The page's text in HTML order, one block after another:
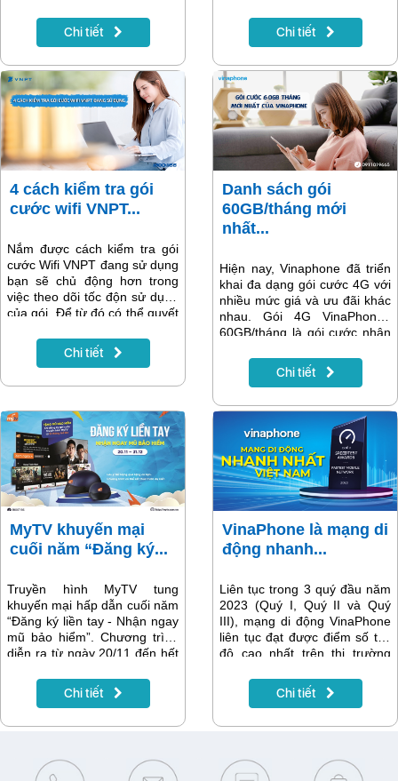
cơ quan hay các cơ sở kinh
doanh của mình. Vậy khi lắp
những điều gì và cách để
đăng ký lắp đặt dành cho
những khách hàng quan tâm
hoặc có nhu cầu dùng mạng
Wifi của VNPT? Bài viết dưới
đây sẽ cung cấp thêm thông
tin cho bạn nhé!
Chi tiết
ộ gia đình nhằm giúp người
dùng tối ưu chi phí khi sử
Chi tiết
4 cách kiểm tra gói
cước wifi VNPT...
Nắm được cách kiểm tra gói
cước Wifi VNPT đang sử dụng
bạn sẽ chủ động hơn trong
việc theo dõi tốc độn sử dụng
của gói. Để từ đó có thể quyết
dụng theo nhu cầu hay không.
VNPT là nhà mạng lớn đang
Về chất lượng dịch vụ, gói
Internet, hô trợ khách hàng
VNPT luôn dẫn hàng đầu.
Chi tiết
Danh sách gói
60GB/tháng mới
nhất...
Hiện nay, Vinaphone đã triển
khai đa dạng gói cước 4G với
nhiều mức giá và ưu đãi khác
nhau. Gói 4G VinaPhonge
60GB/tháng là gói cước nhận
khách hàng. Với mức giá chỉ
từ 120k/1 tháng bạn có thể
trong 1 tháng. Cách đăng ký
rất đơn giản, chi tiết sẽ có
trong bài viết.
Chi tiết
MyTV khuyến mại
cuối năm “Đăng ký...
Truyền hình MyTV tung
khuyến mại hấp dẫn cuối năm
“Đăng ký liền tay - Nhận ngay
mũ bảo hiểm”. Chương trình
diễn ra từ ngày 20/11 đến hết
dịch trên toàn quốc.
Chi tiết
VinaPhone là mạng di
động nhanh...
Liên tục trong 3 quý đầu năm
2023 (Quý I, Quý II và Quý
III), mạng di động VinaPhone
liên tục đạt được điểm số tốc
độ cao nhất trên thị trường
điểm. Đây là kết quả được
Speedtest tiến hành tính toán
lớn tại Việt Nam thực hiện đo
Chi tiết